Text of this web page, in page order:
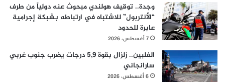
وجدة.. توقيف هولندي مبحوث عنه دولياً من طرف
“الأنتربول” للاشتباه في ارتباطه بشبكة إجرامية
عابرة للحدود
7 أغسطس، 2026
الفلبين.. زلزال بقوة 5,9 درجات يضرب جنوب غربي
سارانجاني
6 أغسطس، 2026